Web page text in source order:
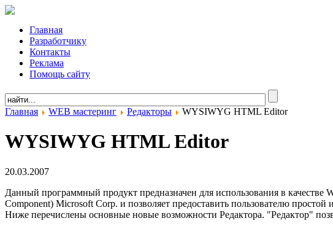
Главная
Разработчику
Контакты
Реклама
Помощь сайту
Главная WEB мастеринг Редакторы WYSIWYG HTML Editor
WYSIWYG HTML Editor
20.03.2007
Данный программный продукт предназначен для использования в
Component) Microsoft Corp. и позволяет предоставить пользователю
Ниже перечислены основные новые возможности Редактора. "Редактор"